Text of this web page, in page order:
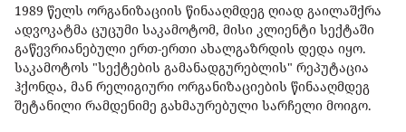
1989 წელს ორგანიზაციის წინააღმდეგ ღიად გაილაშქრა
ადვოკატმა ცუცუმი საკამოტომ, მისი კლიენტი სექტაში
გაწევრიანებული ერთ-ერთი ახალგაზრდის დედა იყო.
საკამოტოს "სექტების გამანადგურებლის" რეპუტაცია
ჰქონდა, მან რელიგიური ორგანიზაციების წინააღმდეგ
შეტანილი რამდენიმე გახმაურებული სარჩელი მოიგო.